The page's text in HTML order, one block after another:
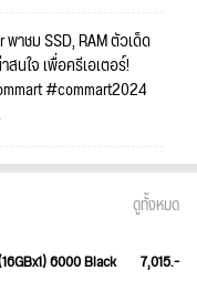
าชม SSD, RAM ตัวเด็ด
นใจ เพื่อครีเอเตอร์!
#commart2024
ดูทั้งหมด
6000 Black 7,015.-